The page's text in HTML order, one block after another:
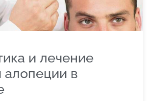
и лечение
алопеции в